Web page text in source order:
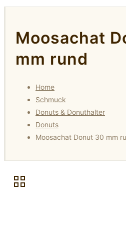
Moosachat
mm rund
Home
Schmuck
Donuts & Donuthalter
Donuts
Moosachat Donut 30 mm